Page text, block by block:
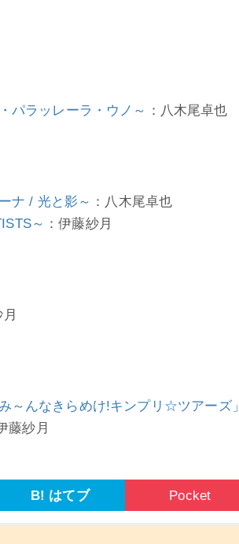
パラッレーラ・ウノ～ ：八木尾卓也
ナ / 光と影～ ：八木尾卓也
～ ：伊藤紗月
～んなきらめけ!キンプリ☆ツアーズ」
藤紗月
B! はてブ Pocket